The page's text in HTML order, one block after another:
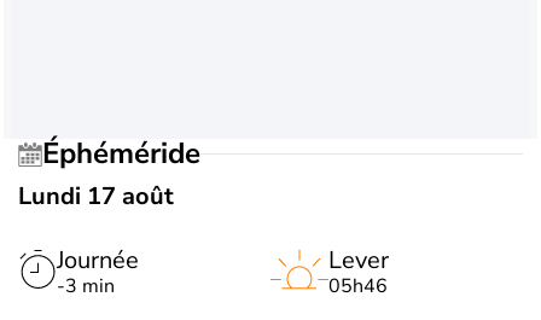
Éphéméride
Lundi 17 août
Journée
-3 min
Lever
05h46